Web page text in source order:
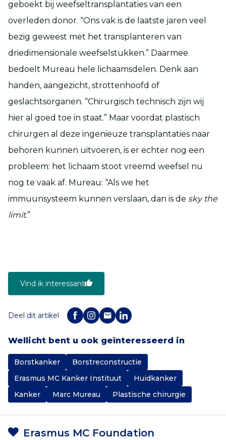
geboekt bij weefseltransplantaties van een
overleden donor. “Ons vak is de laatste jaren veel
bezig geweest met het transplanteren van
driedimensionale weefselstukken.” Daarmee
bedoelt Mureau hele lichaamsdelen. Denk aan
handen, aangezicht, strottenhoofd of
geslachtsorganen. “Chirurgisch technisch zijn wij
hier al goed toe in staat.” Maar voordat plastisch
chirurgen al deze ingenieuze transplantaties naar
behoren kunnen uitvoeren, is er echter nog een
probleem: het lichaam stoot vreemd weefsel nu
nog te vaak af. Mureau: “Als we het
immuunsysteem kunnen verslaan, dan is de sky the
limit.”
Vind ik interessant
Deel dit artikel
Wellicht bent u ook geïnteresseerd in
Borstkanker
Borstreconstructie
Erasmus MC Kanker Instituut
Huidkanker
Kanker
Marc Mureau Plastische chirurgie
Erasmus MC Foundation